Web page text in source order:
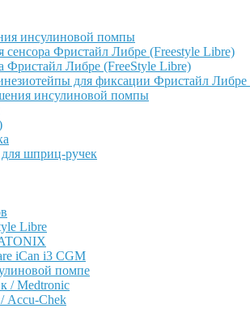
инсулиновой помпы
сенсора Фристайл Либре (Freestyle Libre)
Фристайл Либре (FreeStyle Libre)
для фиксации Фристайл Либре
инсулиновой помпы
шприц-ручек
Libre
iCan i3 CGM
помпе
/ Medtronic
Accu-Chek